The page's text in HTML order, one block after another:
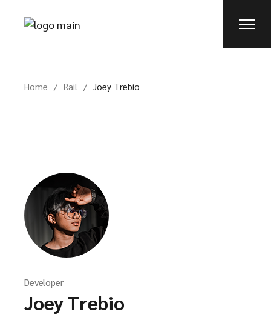
Home Rail Joey Trebio
Developer
Joey Trebio